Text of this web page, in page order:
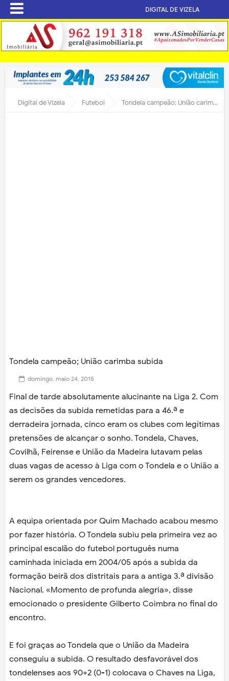
DIGITAL DE VIZELA
Digital de Vizela Futebol Tondela campeão; União carimba subida
Tondela campeão; União carimba subida
domingo, maio 24, 2015
Final de tarde absolutamente alucinante na Liga 2. Com
as decisões da subida remetidas para a 46.ª e
derradeira jornada, cinco eram os clubes com legítimas
pretensões de alcançar o sonho. Tondela, Chaves,
Covilhã, Feirense e União da Madeira lutavam pelas
duas vagas de acesso à Liga com o Tondela e o União a
serem os grandes vencedores.
A equipa orientada por Quim Machado acabou mesmo
por fazer história. O Tondela subiu pela primeira vez ao
principal escalão do futebol português numa
caminhada iniciada em 2004/05 após a subida da
formação beirã dos distritais para a antiga 3.ª divisão
Nacional. «Momento de profunda alegria», disse
emocionado o presidente Gilberto Coimbra no final do
encontro.
E foi graças ao Tondela que o União da Madeira
conseguiu a subida. O resultado desfavorável dos
tondelenses aos 90+2 (0-1) colocava o Chaves na Liga,